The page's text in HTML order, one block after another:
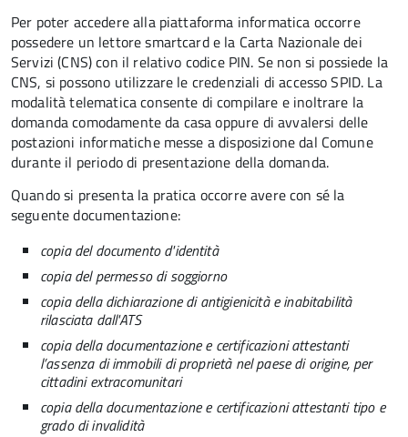
Per poter accedere alla piattaforma informatica occorre
possedere un lettore smartcard e la Carta Nazionale dei
Servizi (CNS) con il relativo codice PIN. Se non si possiede la
CNS, si possono utilizzare le credenziali di accesso SPID. La
modalità telematica consente di compilare e inoltrare la
domanda comodamente da casa oppure di avvalersi delle
postazioni informatiche messe a disposizione dal Comune
durante il periodo di presentazione della domanda.
Quando si presenta la pratica occorre avere con sé la
seguente documentazione:
copia del documento d'identità
copia del permesso di soggiorno
copia della dichiarazione di antigienicità e inabitabilità
rilasciata dall'ATS
copia della documentazione e certificazioni attestanti
l’assenza di immobili di proprietà nel paese di origine, per
cittadini extracomunitari
copia della documentazione e certificazioni attestanti tipo e
grado di invalidità